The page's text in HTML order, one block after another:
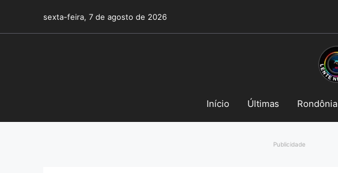
o
sexta-feira, 7 de agosto de 2026
Início Últimas Rondônia
Publicidade